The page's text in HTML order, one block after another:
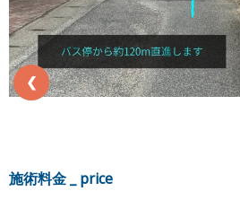
❮
施術料金 _ price